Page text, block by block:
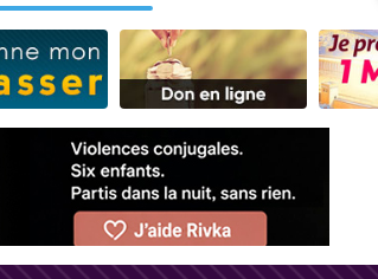
sur WhatsApp
sur WhatsApp
don pour 5 jours de vacances aux Orphelins
sur WhatsApp
une bénédiction
Box Music